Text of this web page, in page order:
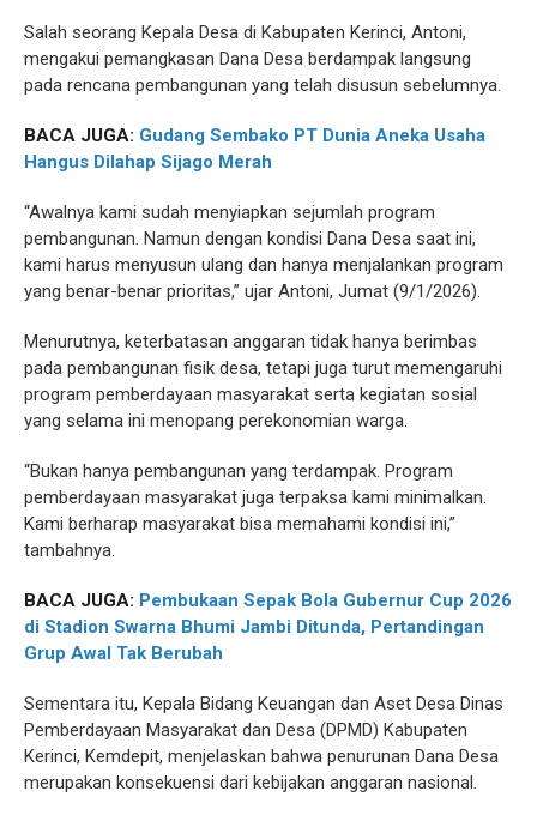
Salah seorang Kepala Desa di Kabupaten Kerinci, Antoni,
mengakui pemangkasan Dana Desa berdampak langsung
pada rencana pembangunan yang telah disusun sebelumnya.
BACA JUGA: Gudang Sembako PT Dunia Aneka Usaha
Hangus Dilahap Sijago Merah
“Awalnya kami sudah menyiapkan sejumlah program
pembangunan. Namun dengan kondisi Dana Desa saat ini,
kami harus menyusun ulang dan hanya menjalankan program
yang benar-benar prioritas,” ujar Antoni, Jumat (9/1/2026).
Menurutnya, keterbatasan anggaran tidak hanya berimbas
pada pembangunan fisik desa, tetapi juga turut memengaruhi
program pemberdayaan masyarakat serta kegiatan sosial
yang selama ini menopang perekonomian warga.
“Bukan hanya pembangunan yang terdampak. Program
pemberdayaan masyarakat juga terpaksa kami minimalkan.
Kami berharap masyarakat bisa memahami kondisi ini,”
tambahnya.
BACA JUGA: Pembukaan Sepak Bola Gubernur Cup 2026
di Stadion Swarna Bhumi Jambi Ditunda, Pertandingan
Grup Awal Tak Berubah
Sementara itu, Kepala Bidang Keuangan dan Aset Desa Dinas
Pemberdayaan Masyarakat dan Desa (DPMD) Kabupaten
Kerinci, Kemdepit, menjelaskan bahwa penurunan Dana Desa
merupakan konsekuensi dari kebijakan anggaran nasional.